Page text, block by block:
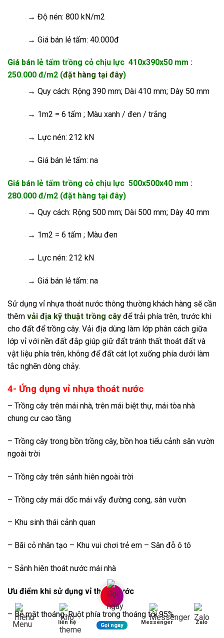
→ Độ nén: 800 kN/m2
→ Giá bán lẻ tấm: 40.000đ
Giá bán lẻ tấm trồng cỏ chịu lực 410x390x50 mm :
250.000 đ/m2 (đặt hàng tại đây)
→ Quy cách: Rộng 390 mm; Dài 410 mm; Dày 50 mm
→ 1m2 = 6 tấm ; Màu xanh / đen / trắng
→ Lực nén: 212 kN
→ Giá bán lẻ tấm: na
Giá bán lẻ tấm trồng cỏ chịu lực 500x500x40 mm :
280.000 đ/m2 (đặt hàng tại đây)
→ Quy cách: Rộng 500 mm; Dài 500 mm; Dày 40 mm
→ 1m2 = 6 tấm ; Màu đen
→ Lực nén: 212 kN
→ Giá bán lẻ tấm: na
Sử dụng vỉ nhựa thoát nước thông thường khách hàng sẽ cần
thêm vải địa kỹ thuật trồng cây để trải phía trên, trước khi
cho đất để trồng cây. Vải địa dùng làm lớp phân cách giữa
lớp vỉ với nền đất đắp giúp giữ đất tránh thất thoát đất và
vật liệu phía trên, không để đất cát lọt xuống phía dưới làm
tắc nghẽn dòng chảy.
4- Ứng dụng vỉ nhựa thoát nước
– Trồng cây trên mái nhà, trên mái biệt thự, mái tòa nhà
chung cư cao tầng
– Trồng cây trong bồn trồng cây, bồn hoa tiểu cảnh sân vườn
ngoài trời
– Trồng cây trên sảnh hiên ngoài trời
– Trồng cây mái dốc mái vẩy đường cong, sân vườn
– Khu sinh thái cảnh quan
– Bãi cỏ nhân tạo – Khu vui chơi trẻ em – Sân đỗ ô tô
– Sảnh hiên thoát nước mái nhà
Ưu điểm khi sử dụng vỉ thoát nước
– Bề mặt thoáng. Ruột phía trong thoáng tới 95%.
Menu liên hệ Gọi ngay Messenger Zalo